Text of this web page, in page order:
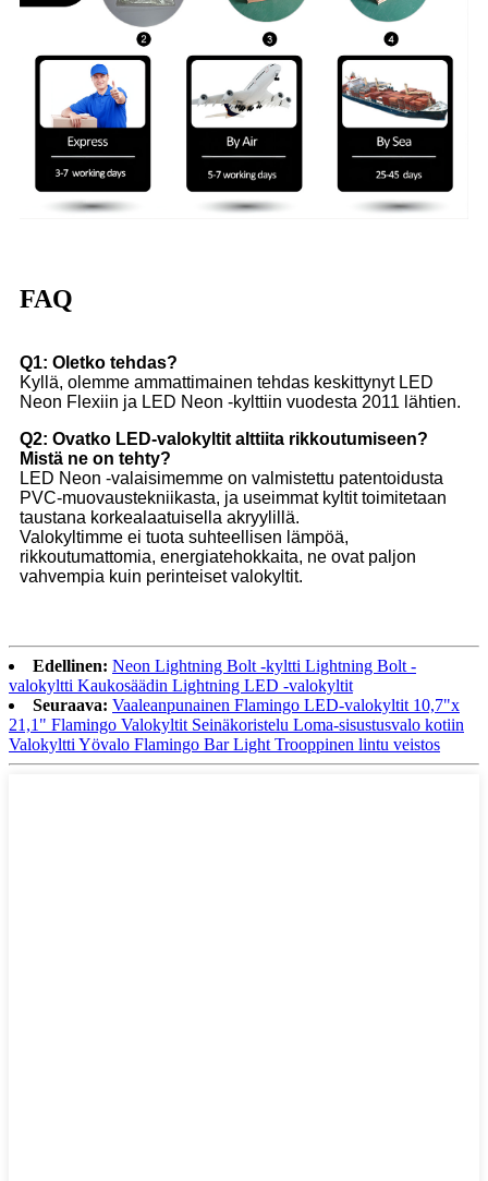
FAQ
Q1: Oletko tehdas?
Kyllä, olemme ammattimainen tehdas keskittynyt LED
Neon Flexiin ja LED Neon -kylttiin vuodesta 2011 lähtien.
Q2: Ovatko LED-valokyltit alttiita rikkoutumiseen?
Mistä ne on tehty?
LED Neon -valaisimemme on valmistettu patentoidusta
PVC-muovaustekniikasta, ja useimmat kyltit toimitetaan
taustana korkealaatuisella akryylillä.
Valokyltimme ei tuota suhteellisen lämpöä,
rikkoutumattomia, energiatehokkaita, ne ovat paljon
vahvempia kuin perinteiset valokyltit.
Edellinen: Neon Lightning Bolt -kyltti Lightning Bolt -
valokyltti Kaukosäädin Lightning LED -valokyltit
Seuraava: Vaaleanpunainen Flamingo LED-valokyltit 10,7"x
21,1" Flamingo Valokyltit Seinäkoristelu Loma-sisustusvalo kotiin
Valokyltti Yövalo Flamingo Bar Light Trooppinen lintu veistos